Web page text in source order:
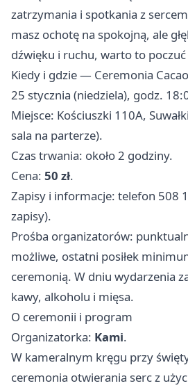
zatrzymania i spotkania z
masz ochotę na spokojną, ale
dźwięku i ruchu, warto to poczuć
Kiedy i gdzie — Ceremonia
25 stycznia (niedziela), godz.
Miejsce: Kościuszki 110A,
sala na parterze).
Czas trwania: około 2 godziny.
Cena: 50 zł.
Zapisy i informacje: telefon 508
zapisy).
Prośba organizatorów:
możliwe, ostatni posiłek
ceremonią. W dniu wydarzenia
kawy, alkoholu i mięsa.
O ceremonii i program
Organizatorka: Kami.
W kameralnym kręgu przy
ceremonia otwierania serc z